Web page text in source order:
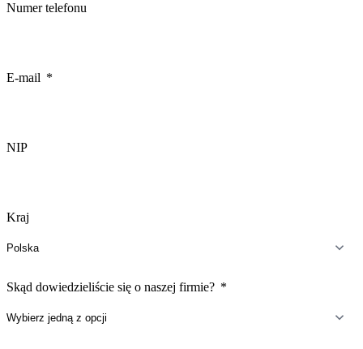
Numer telefonu
E-mail
NIP
Kraj
Skąd dowiedzieliście się o naszej firmie?